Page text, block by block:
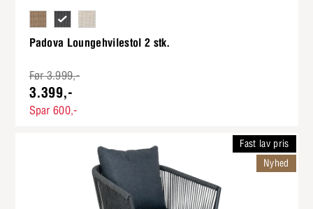
Moderne sandfarvet flet
Tidløs sort flet
Padova Loungehvilestol 2 stk.
Før 3.999,-
3.399,-
Spar 600,-
Fast lav pris
Nyhed